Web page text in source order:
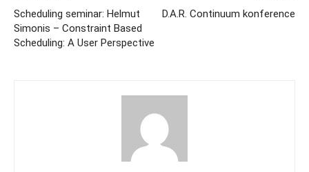
Scheduling seminar: Helmut
Simonis – Constraint Based
Scheduling: A User Perspective
D.A.R. Continuum konference